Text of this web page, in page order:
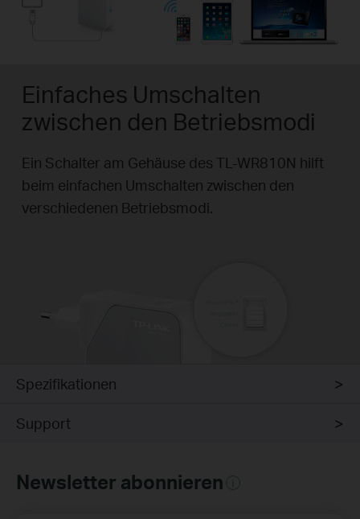
Einfaches Umschalten
zwischen den Betriebsmodi
Ein Schalter am Gehäuse des TL-WR810N hilft
beim einfachen Umschalten zwischen den
verschiedenen Betriebsmodi.
Spezifikationen
Support
Newsletter abonnieren